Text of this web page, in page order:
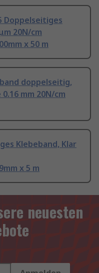
Doppelseitiges
20N/cm
x 50 m
doppelseitig,
0.16 mm 20N/cm
Klebeband, Klar
x 5 m
neuesten